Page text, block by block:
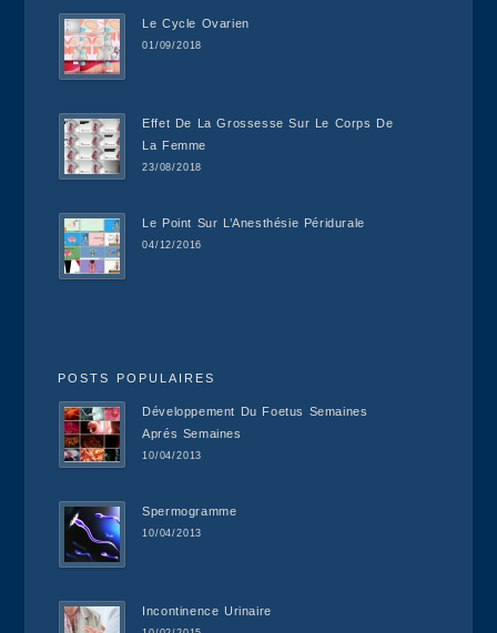
Le Cycle Ovarien
01/09/2018
Effet De La Grossesse Sur Le Corps De
La Femme
23/08/2018
Le Point Sur L’Anesthésie Péridurale
04/12/2016
POSTS POPULAIRES
Développement Du Foetus Semaines
Aprés Semaines
10/04/2013
Spermogramme
10/04/2013
Incontinence Urinaire